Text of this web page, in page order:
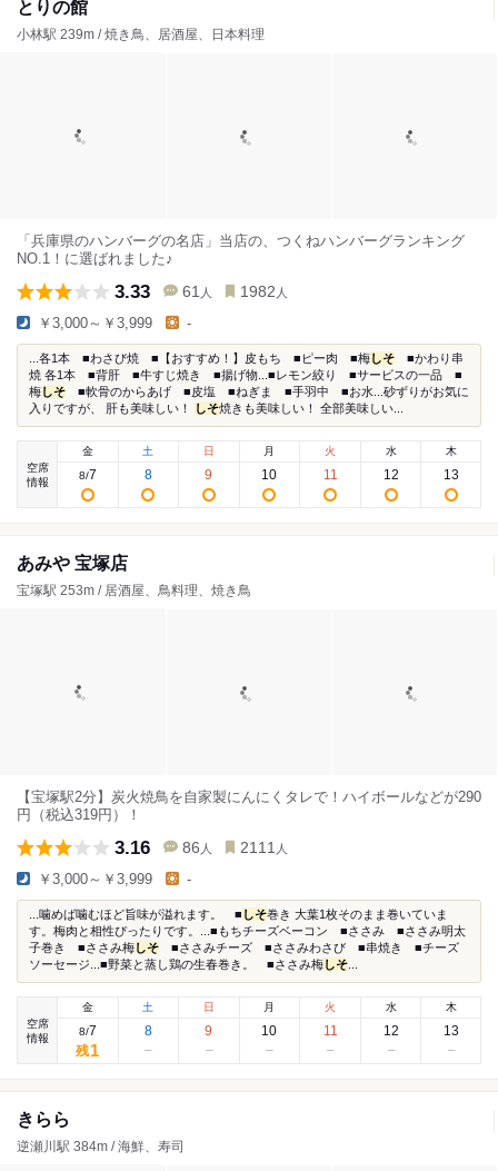
とりの館
小林駅 239m / 焼き鳥、居酒屋、日本料理
「兵庫県のハンバーグの名店」当店の、つくねハンバーグランキング
NO.1！に選ばれました♪
3.33 61 人 1982 人
￥3,000～￥3,999 -
...各1本 ■わさび焼 ■【おすすめ！】皮もち ■ピー肉 ■梅 しそ ■かわり串
焼 各1本 ■背肝 ■牛すじ焼き ■揚げ物...■レモン絞り ■サービスの一品 ■
梅 しそ ■軟骨のからあげ ■皮塩 ■ねぎま ■手羽中 ■お水...砂ずりがお気に
入りですが、 肝も美味しい！
しそ焼きも美味しい！ 全部美味しい...
空席
情報
金
8/7
土
8
日
9
月
10
火
11
水
12
木
13
あみや 宝塚店
宝塚駅 253m / 居酒屋、鳥料理、焼き鳥
【宝塚駅2分】炭火焼鳥を自家製にんにくタレで！ハイボールなどが290
円（税込319円）！
3.16 86 人 2111 人
￥3,000～￥3,999 -
...噛めば噛むほど旨味が溢れます。 ■ しそ巻き 大葉1枚そのまま巻いていま
す。梅肉と相性ぴったりです。...■もちチーズベーコン ■ささみ ■ささみ明太
子巻き ■ささみ梅 しそ ■ささみチーズ ■ささみわさび ■串焼き ■チーズ
ソーセージ...■野菜と蒸し鶏の生春巻き。 ■ささみ梅 しそ
空席
情報
金
8/7
残1
土
8
日
9
月
10
火
11
水
12
木
13
きらら
逆瀬川駅 384m / 海鮮、寿司